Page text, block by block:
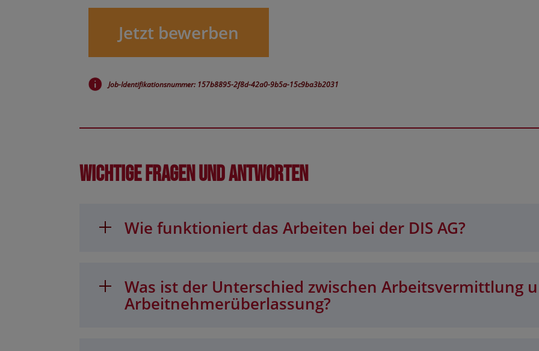
Jetzt bewerben
Job-Identifikationsnummer: 157b8895-2f8d-42a0-9b5a-15c9ba3b2031
Wichtige Fragen und Antworten
Wie funktioniert das Arbeiten bei der DIS AG?
Was ist der Unterschied zwischen Arbeitsvermittlung
Arbeitnehmerüberlassung?